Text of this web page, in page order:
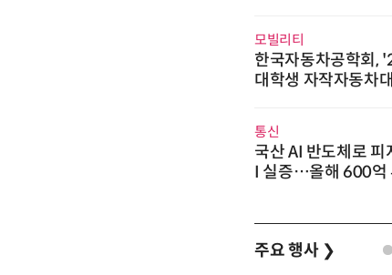
모빌리티
한국자동차공학회,
대학생 자작자동차
통신
국산 AI 반도체로 피
I 실증…올해 600억
주요 행사 ❯